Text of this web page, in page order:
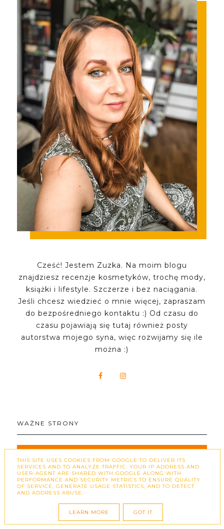
Cześć! Jestem Zuzka. Na moim blogu
znajdziesz recenzje kosmetyków, trochę mody,
książki i lifestyle. Szczerze i bez naciągania.
Jeśli chcesz wiedzieć o mnie więcej, zapraszam
do bezpośredniego kontaktu :) Od czasu do
czasu pojawiają się tutaj również posty
autorstwa mojego syna, więc rozwijamy się ile
można :)
WAŻNE STRONY
POLITYKA PRYWATNOŚCI
BYŁO WAS TUTAJ:
THIS SITE USES COOKIES FROM GOOGLE TO DELIVER ITS
SERVICES AND TO ANALYZE TRAFFIC. YOUR IP ADDRESS AND
USER-AGENT ARE SHARED WITH GOOGLE ALONG WITH
PERFORMANCE AND SECURITY METRICS TO ENSURE QUALITY
OF SERVICE, GENERATE USAGE STATISTICS, AND TO DETECT
AND ADDRESS ABUSE.
LEARN MORE GOT IT